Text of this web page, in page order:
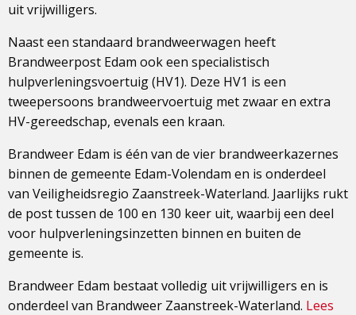
uit vrijwilligers.
Naast een standaard brandweerwagen heeft
Brandweerpost Edam ook een specialistisch
hulpverleningsvoertuig (HV1). Deze HV1 is een
tweepersoons brandweervoertuig met zwaar en extra
HV-gereedschap, evenals een kraan.
Brandweer Edam is één van de vier brandweerkazernes
binnen de gemeente Edam-Volendam en is onderdeel
van Veiligheidsregio Zaanstreek-Waterland. Jaarlijks rukt
de post tussen de 100 en 130 keer uit, waarbij een deel
voor hulpverleningsinzetten binnen en buiten de
gemeente is.
Brandweer Edam bestaat volledig uit vrijwilligers en is
onderdeel van Brandweer Zaanstreek-Waterland. Lees